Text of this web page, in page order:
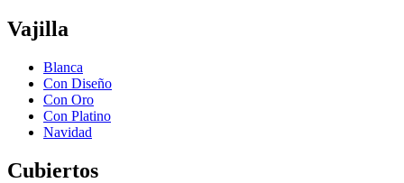
Vajilla
Blanca
Con Diseño
Con Oro
Con Platino
Navidad
Cubiertos